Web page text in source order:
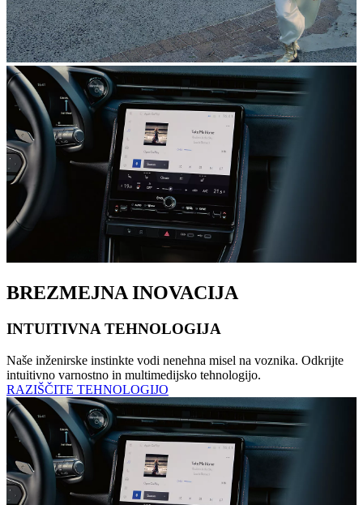
BREZMEJNA INOVACIJA
INTUITIVNA TEHNOLOGIJA
Naše inženirske instinkte vodi nenehna misel na voznika. Odkrijte
intuitivno varnostno in multimedijsko tehnologijo.
RAZIŠČITE TEHNOLOGIJO